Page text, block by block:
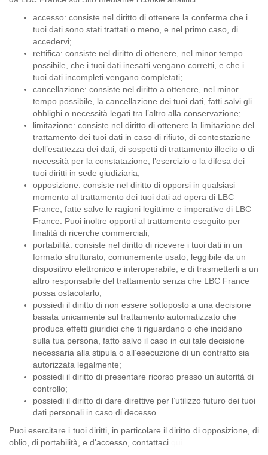
accesso: consiste nel diritto di ottenere la conferma che i
tuoi dati sono stati trattati o meno, e nel primo caso, di
accedervi;
rettifica: consiste nel diritto di ottenere, nel minor tempo
possibile, che i tuoi dati inesatti vengano corretti, e che i
tuoi dati incompleti vengano completati;
cancellazione: consiste nel diritto a ottenere, nel minor
tempo possibile, la cancellazione dei tuoi dati, fatti salvi gli
obblighi o necessità legati tra l’altro alla conservazione;
limitazione: consiste nel diritto di ottenere la limitazione del
trattamento dei tuoi dati in caso di rifiuto, di contestazione
dell’esattezza dei dati, di sospetti di trattamento illecito o di
necessità per la constatazione, l’esercizio o la difesa dei
tuoi diritti in sede giudiziaria;
opposizione: consiste nel diritto di opporsi in qualsiasi
momento al trattamento dei tuoi dati ad opera di LBC
France, fatte salve le ragioni legittime e imperative di LBC
France. Puoi inoltre opporti al trattamento eseguito per
finalità di ricerche commerciali;
portabilità: consiste nel diritto di ricevere i tuoi dati in un
formato strutturato, comunemente usato, leggibile da un
dispositivo elettronico e interoperabile, e di trasmetterli a un
altro responsabile del trattamento senza che LBC France
possa ostacolarlo;
possiedi il diritto di non essere sottoposto a una decisione
basata unicamente sul trattamento automatizzato che
produca effetti giuridici che ti riguardano o che incidano
sulla tua persona, fatto salvo il caso in cui tale decisione
necessaria alla stipula o all’esecuzione di un contratto sia
autorizzata legalmente;
possiedi il diritto di presentare ricorso presso un’autorità di
controllo;
possiedi il diritto di dare direttive per l’utilizzo futuro dei tuoi
dati personali in caso di decesso.
Puoi esercitare i tuoi diritti, in particolare il diritto di opposizione, di
oblio, di portabilità, e d'accesso, contattaci